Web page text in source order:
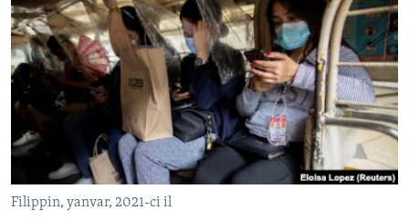
MULTIMEDIA
VIDEO
FOTOQALEREYA
İNFOQRAFIKA
KARIKATURA
RADIO ARXIV
OXU ZALI
AZƏRBAYCAN ƏDƏBIYYATI KITABXANASI
İSLAM VƏ DEMOKRATIYA
İZ - MƏDƏNIYYƏT PROQRAMI
HAQQIMIZDA
MISSIYAMIZ
PEŞƏ ETIKASI VƏ JURNALISTIKA STANDARTLARIMIZ
MATERIALLARIMIZDAN ISTIFADƏ
AZADLIQRADIOSU MOBIL TELEFONUNUZDA
RFE/RL-in bütün saytları
Filippin, yanvar, 2021-ci il